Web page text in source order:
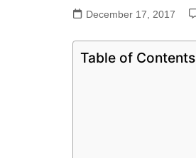
December 17, 2017
Table of Contents